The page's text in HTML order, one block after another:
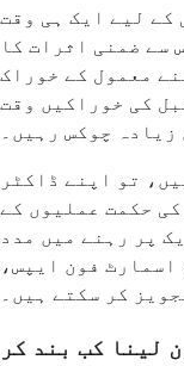
کے لیے ایک ہی وقت
سے ضمنی اثرات کا
معمول کے خوراک
کی خوراکیں وقت
چوکس رہیں۔
تو اپنے ڈاکٹر
حکمت عملیوں کے
پر رہنے میں مدد
فون ایپس،
کر سکتے ہیں۔
لینا کب بند کر